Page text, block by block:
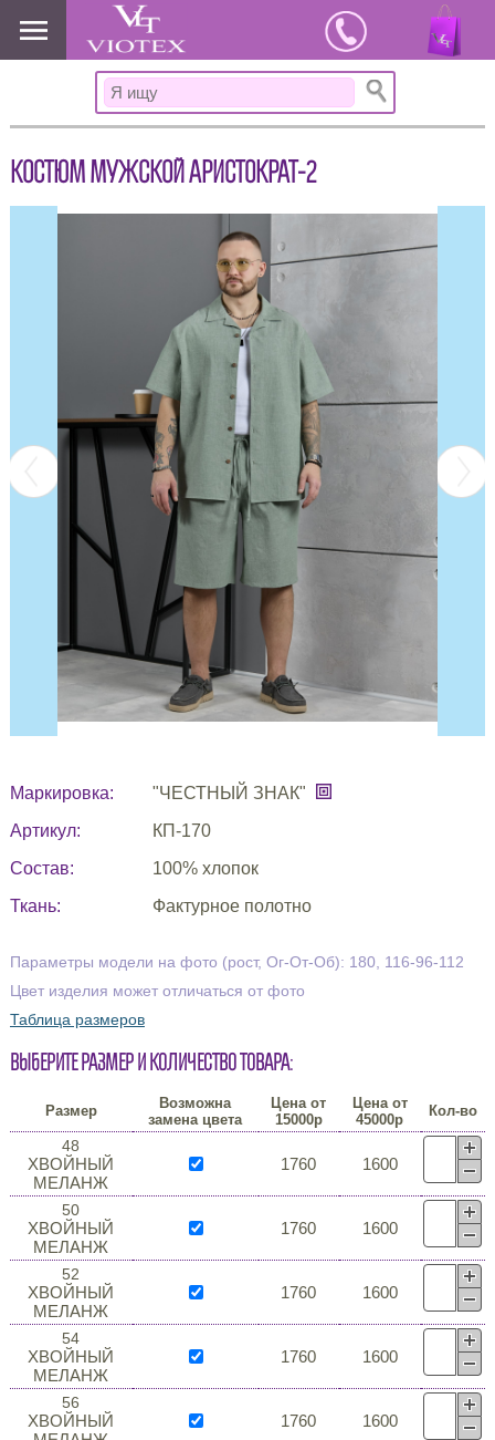
www.viotex37.ru
КОСТЮМ МУЖСКОЙ АРИСТОКРАТ-2
Маркировка:
"ЧЕСТНЫЙ ЗНАК"
Артикул:
КП-170
Состав:
100% хлопок
Ткань:
Фактурное полотно
Параметры модели на фото (рост, Ог-От-Об): 180, 116-96-112
Цвет изделия может отличаться от фото
Таблица размеров
Выберите размер и количество товара:
Размер
Возможна
замена цвета
Цена от
15000р
Цена от
45000р
Кол-во
48
ХВОЙНЫЙ
МЕЛАНЖ
1760 1600
50
ХВОЙНЫЙ
МЕЛАНЖ
1760 1600
52
ХВОЙНЫЙ
МЕЛАНЖ
1760 1600
54
ХВОЙНЫЙ
МЕЛАНЖ
1760 1600
56
ХВОЙНЫЙ
1760 1600